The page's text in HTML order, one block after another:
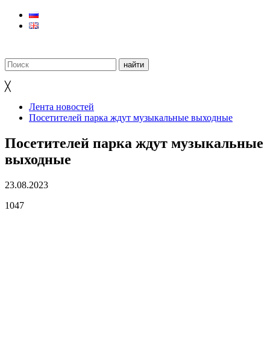
╳
Лента новостей
Посетителей парка ждут музыкальные выходные
Посетителей парка ждут музыкальные
выходные
23.08.2023
1047